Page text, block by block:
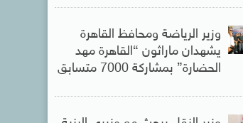
وزير الرياضة ومحافظ القاهرة
يشهدان ماراثون “القاهرة مهد
الحضارة” بمشاركة 7000 متسابق